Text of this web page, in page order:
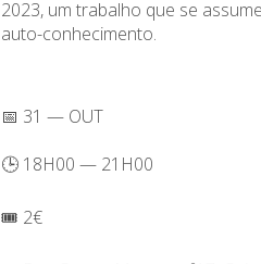
2023, um trabalho que se
auto-conhecimento.
📅 31 — OUT
🕒 18H00 — 21H00
🎟️ 2€